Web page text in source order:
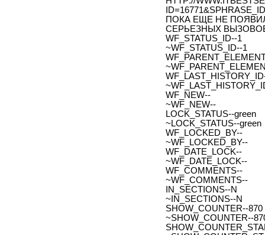
ПОКА ЕЩЕ НЕ
СЕРЬЕЗНЫХ
WF_STATUS_ID--1
~WF_STATUS_ID--1
WF_NEW--
~WF_NEW--
LOCK_STATUS--green
~LOCK_STATUS--green
WF_LOCKED_BY--
~WF_LOCKED_BY--
WF_DATE_LOCK--
~WF_DATE_LOCK--
WF_COMMENTS--
~WF_COMMENTS--
IN_SECTIONS--N
~IN_SECTIONS--N
SHOW_COUNTER--870
~SHOW_COUNTER--